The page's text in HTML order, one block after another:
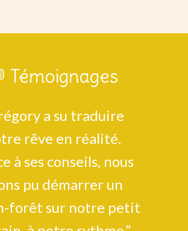
Témoignages
a su traduire
rêve en réalité.
à ses conseils, nous
pu démarrer un
forêt sur notre petit